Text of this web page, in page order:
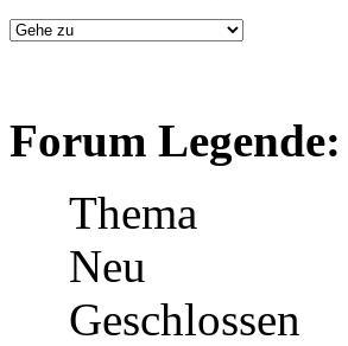
Forum Legende:
Thema
Neu
Geschlossen